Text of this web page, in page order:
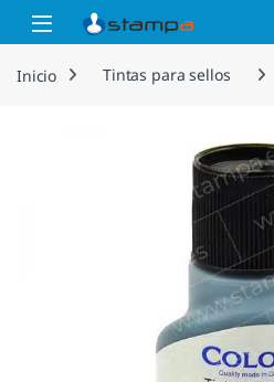
Saltar a la navegación
Saltar al contenido
Open
Inicio Tintas para sellos